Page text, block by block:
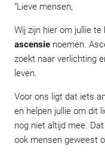
“Lieve mensen,
Wij zijn hier om jullie
ascensie noemen.
zoekt naar verlichting
leven.
Voor ons ligt dat iets
en helpen jullie om dit
nog niet altijd mee.
ook mensen geweest